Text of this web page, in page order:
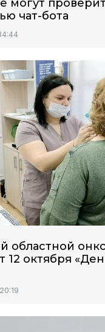
могут
чат-бота
областной
12 октября